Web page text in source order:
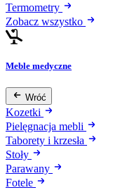
Termometry
Zobacz wszystko
Meble medyczne
Wróć
Kozetki
Pielęgnacja mebli
Taborety i krzesła
Stoły
Parawany
Fotele